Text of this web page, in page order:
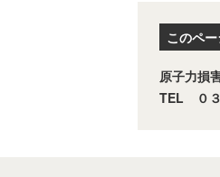
このペ
原子力損
TEL ０３